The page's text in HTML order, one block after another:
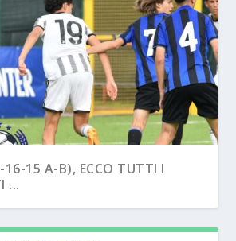
16-15 A-B), ECCO TUTTI I
...